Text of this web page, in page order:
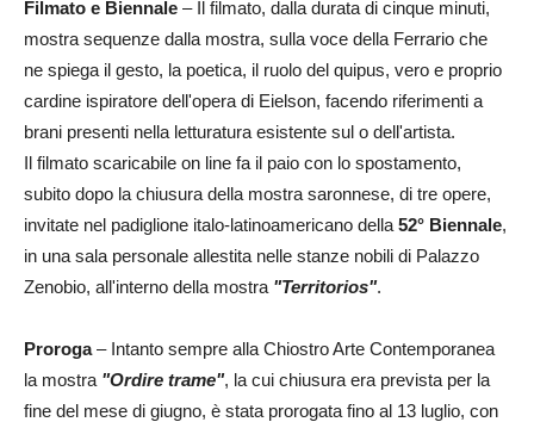
Filmato e Biennale – Il filmato, dalla durata di cinque minuti,
mostra sequenze dalla mostra, sulla voce della Ferrario che
ne spiega il gesto, la poetica, il ruolo del quipus, vero e proprio
cardine ispiratore dell'opera di Eielson, facendo riferimenti a
brani presenti nella letturatura esistente sul o dell'artista.
Il filmato scaricabile on line fa il paio con lo spostamento,
subito dopo la chiusura della mostra saronnese, di tre opere,
invitate nel padiglione italo-latinoamericano della 52° Biennale,
in una sala personale allestita nelle stanze nobili di Palazzo
Zenobio, all'interno della mostra "Territorios".
Proroga– Intanto sempre alla Chiostro Arte Contemporanea
la mostra "Ordire trame", la cui chiusura era prevista per la
fine del mese di giugno, è stata prorogata fino al 13 luglio, con